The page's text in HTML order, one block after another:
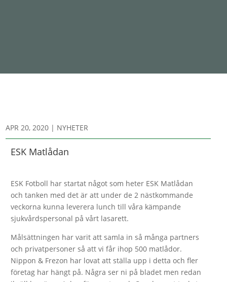
APR 20, 2020 | NYHETER
ESK Matlådan
ESK Fotboll har startat något som heter ESK Matlådan
och tanken med det är att under de 2 nästkommande
veckorna kunna leverera lunch till våra kämpande
sjukvårdspersonal på vårt lasarett.
Målsättningen har varit att samla in så många partners
och privatpersoner så att vi får ihop 500 matlådor.
Nippon & Frezon har lovat att ställa upp i detta och fler
företag har hängt på. Några ser ni på bladet men redan